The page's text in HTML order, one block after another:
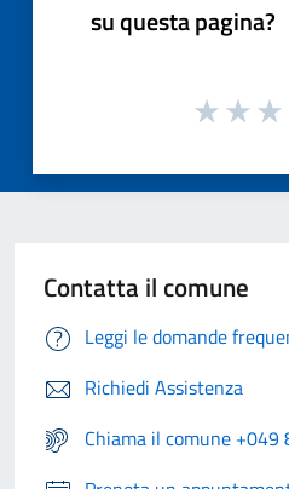
su questa pagina?
Contatta il comune
Leggi le domande
Richiedi Assistenza
Chiama il comune +049